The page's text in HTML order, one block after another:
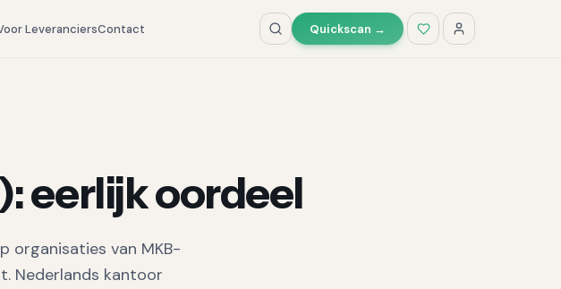
LeveranciersContact Quickscan →
eerlijk oordeel
organisaties van MKB-
Nederlands kantoor